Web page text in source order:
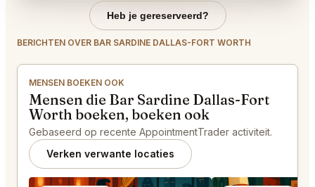
Heb je gereserveerd?
BERICHTEN OVER BAR SARDINE DALLAS-FORT WORTH
MENSEN BOEKEN OOK
Mensen die Bar Sardine Dallas-Fort
Worth boeken, boeken ook
Gebaseerd op recente AppointmentTrader activiteit.
Verken verwante locaties